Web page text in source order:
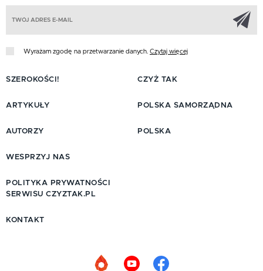
Wyrażam zgodę na przetwarzanie danych. Czytaj więcej
SZEROKOŚCI!
ARTYKUŁY
AUTORZY
CZYŻ TAK
POLSKA SAMORZĄDNA
POLSKA
WESPRZYJ NAS
POLITYKA PRYWATNOŚCI
SERWISU CZYZTAK.PL
KONTAKT